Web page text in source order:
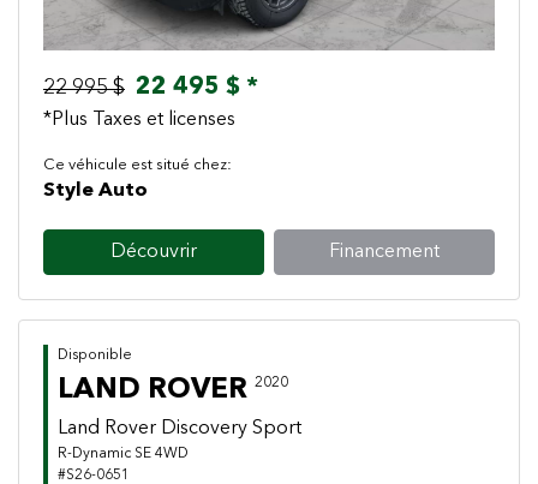
22 995 $ 22 495 $ *
*Plus Taxes et licenses
Ce véhicule est situé chez:
Style Auto
Découvrir Financement
Disponible
LAND ROVER 2020
Land Rover Discovery Sport
R-Dynamic SE 4WD
#S26-0651